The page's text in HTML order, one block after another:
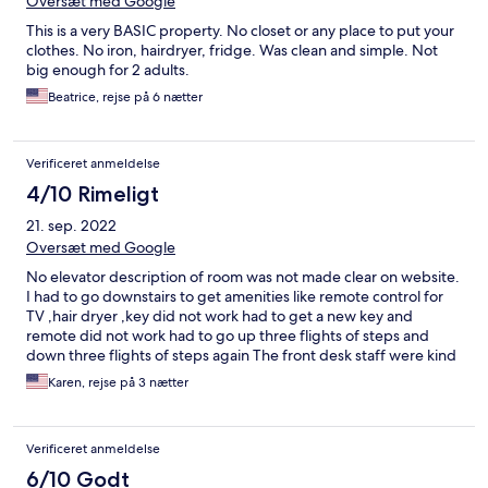
This is a very BASIC property. No closet or any place to put your
clothes. No iron, hairdryer, fridge. Was clean and simple. Not
big enough for 2 adults.
Beatrice, rejse på 6 nætter
Verificeret anmeldelse
4/10 Rimeligt
21. sep. 2022
Oversæt med Google
No elevator description of room was not made clear on website.
I had to go downstairs to get amenities like remote control for
TV ,hair dryer ,key did not work had to get a new key and
remote did not work had to go up three flights of steps and
down three flights of steps again The front desk staff were kind
especially Raj .
Karen, rejse på 3 nætter
Verificeret anmeldelse
6/10 Godt